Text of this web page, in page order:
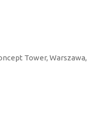
Tower, Warszawa,